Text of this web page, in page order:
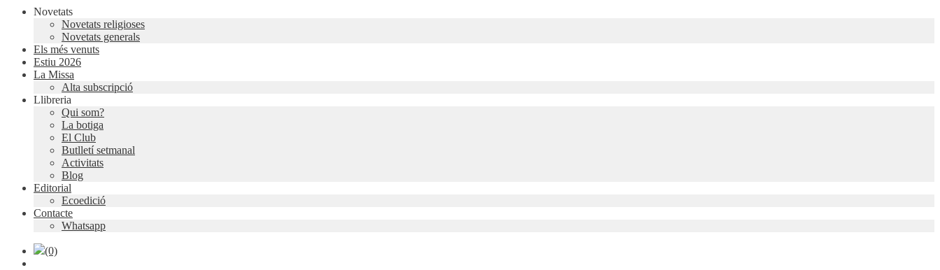
Novetats
Novetats religioses
Novetats generals
Els més venuts
Estiu 2026
La Missa
Alta subscripció
Llibreria
Qui som?
La botiga
El Club
Butlletí setmanal
Activitats
Blog
Editorial
Ecoedició
Contacte
Whatsapp
(0)